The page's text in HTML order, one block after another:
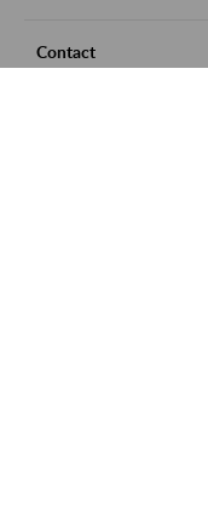
Contact